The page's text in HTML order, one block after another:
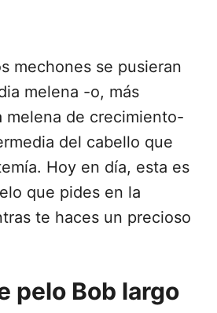
mechones se pusieran
melena -o, más
melena de crecimiento-
del cabello que
Hoy en día, esta es
que pides en la
te haces un precioso
pelo Bob largo